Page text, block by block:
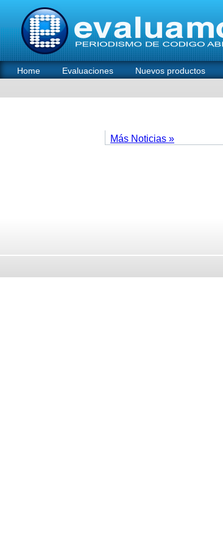
Home Evaluaciones Nuevos productos
Más Noticias »